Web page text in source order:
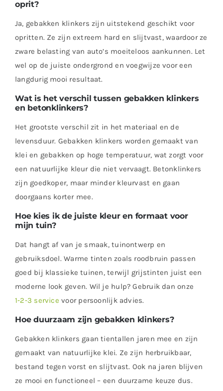
oprit?
Ja, gebakken klinkers zijn uitstekend geschikt voor
opritten. Ze zijn extreem hard en slijtvast, waardoor ze
zware belasting van auto’s moeiteloos aankunnen. Let
wel op de juiste ondergrond en voegwijze voor een
langdurig mooi resultaat.
Wat is het verschil tussen gebakken klinkers
en betonklinkers?
Het grootste verschil zit in het materiaal en de
levensduur. Gebakken klinkers worden gemaakt van
klei en gebakken op hoge temperatuur, wat zorgt voor
een natuurlijke kleur die niet vervaagt. Betonklinkers
zijn goedkoper, maar minder kleurvast en gaan
doorgaans korter mee.
Hoe kies ik de juiste kleur en formaat voor
mijn tuin?
Dat hangt af van je smaak, tuinontwerp en
gebruiksdoel. Warme tinten zoals roodbruin passen
goed bij klassieke tuinen, terwijl grijstinten juist een
moderne look geven. Wil je hulp? Gebruik dan onze
1‑2‑3 service voor persoonlijk advies.
Hoe duurzaam zijn gebakken klinkers?
Gebakken klinkers gaan tientallen jaren mee en zijn
gemaakt van natuurlijke klei. Ze zijn herbruikbaar,
bestand tegen vorst en slijtvast. Ook na jaren blijven
ze mooi en functioneel – een duurzame keuze dus.